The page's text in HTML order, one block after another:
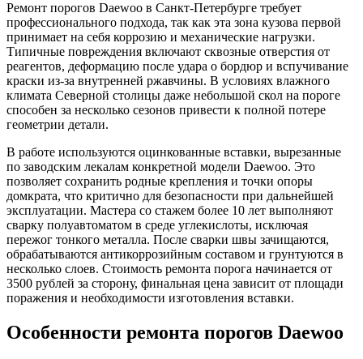
Ремонт порогов Daewoo в Санкт-Петербурге требует
профессионального подхода, так как эта зона кузова первой
принимает на себя коррозию и механические нагрузки.
Типичные повреждения включают сквозные отверстия от
реагентов, деформацию после удара о бордюр и вспучивание
краски из-за внутренней ржавчины. В условиях влажного
климата Северной столицы даже небольшой скол на пороге
способен за несколько сезонов привести к полной потере
геометрии детали.
В работе используются оцинкованные вставки, вырезанные
по заводским лекалам конкретной модели Daewoo. Это
позволяет сохранить родные крепления и точки опоры
домкрата, что критично для безопасности при дальнейшей
эксплуатации. Мастера со стажем более 10 лет выполняют
сварку полуавтоматом в среде углекислоты, исключая
пережог тонкого металла. После сварки швы зачищаются,
обрабатываются антикоррозийным составом и грунтуются в
несколько слоев. Стоимость ремонта порога начинается от
3500 рублей за сторону, финальная цена зависит от площади
поражения и необходимости изготовления вставки.
Особенности ремонта порогов Daewoo